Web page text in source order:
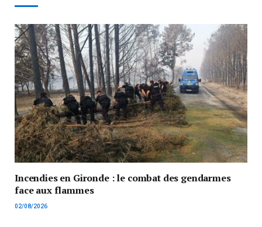
Incendies en Gironde : le combat des gendarmes
face aux flammes
02/08/2026